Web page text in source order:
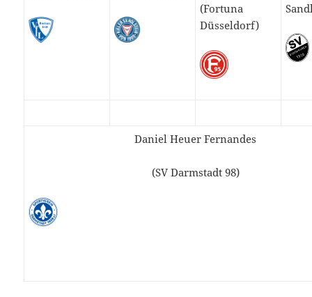
(Fortuna
Düsseldorf)
Daniel Heuer Fernandes
(SV Darmstadt 98)